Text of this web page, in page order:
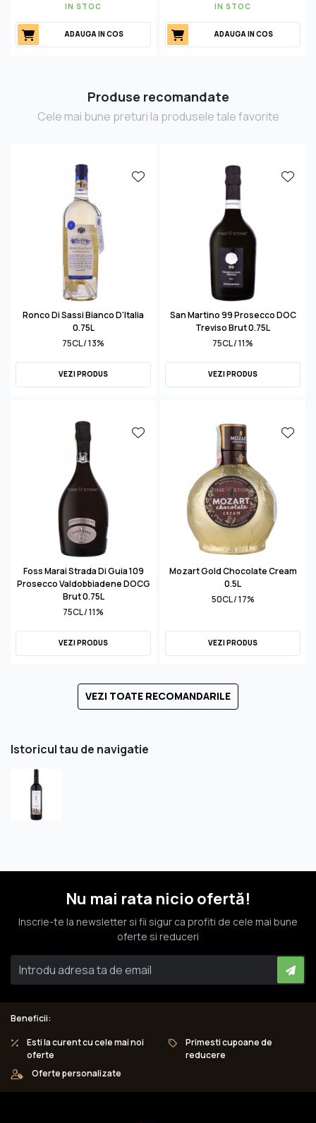
IN STOC
ADAUGA IN COS
IN STOC
ADAUGA IN COS
Produse recomandate
Cele mai bune preturi la produsele tale favorite
Ronco Di Sassi Bianco D'Italia
0.75L
75CL / 13%
VEZI PRODUS
San Martino 99 Prosecco DOC
Treviso Brut 0.75L
75CL / 11%
VEZI PRODUS
Foss Marai Strada Di Guia 109
Prosecco Valdobbiadene DOCG
Brut 0.75L
75CL / 11%
VEZI PRODUS
Mozart Gold Chocolate Cream
0.5L
50CL / 17%
VEZI PRODUS
VEZI TOATE RECOMANDARILE
Istoricul tau de navigatie
Nu mai rata nicio ofertă!
Inscrie-te la newsletter si fii sigur ca profiti de cele mai bune
oferte si reduceri
Beneficii:
Esti la curent cu cele mai noi
oferte
Primesti cupoane de
reducere
Oferte personalizate